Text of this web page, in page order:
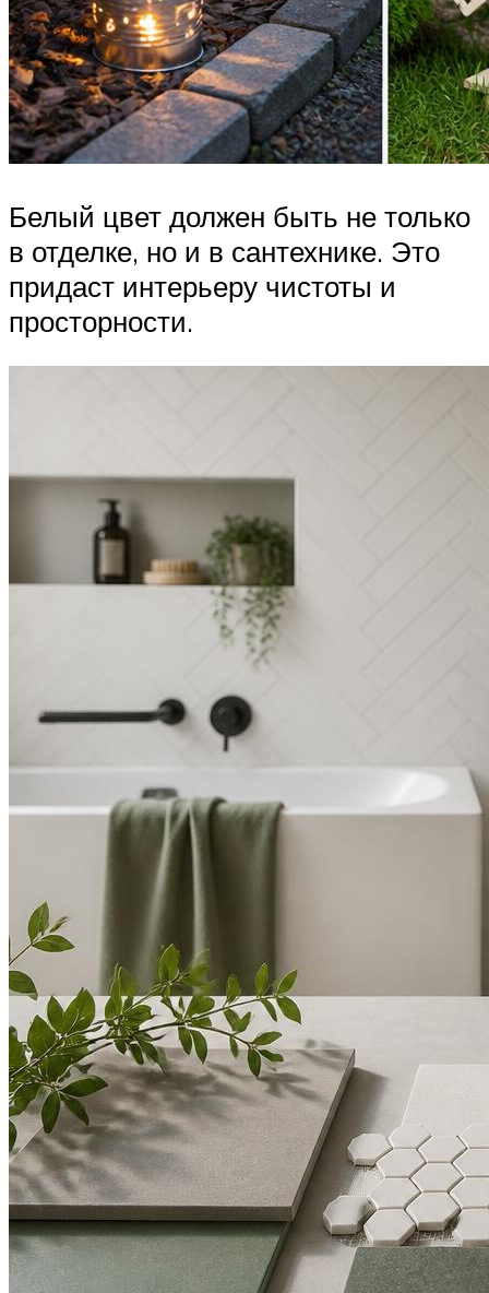
Белый цвет должен быть не только
в отделке, но и в сантехнике. Это
придаст интерьеру чистоты и
просторности.